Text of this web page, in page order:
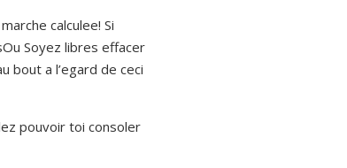
calculee! Si
Soyez libres effacer
bout a l’egard de ceci
pouvoir toi consoler